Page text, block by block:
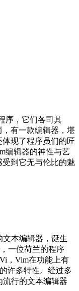
序，它们各司其
有一款编辑器，堪
现了程序员们的匠
编辑器的神性与艺
到它无与伦比的魅
文本编辑器，诞生
一位荷兰的程序
，Vim在功能上有
许多特性。经过多
行的文本编辑器